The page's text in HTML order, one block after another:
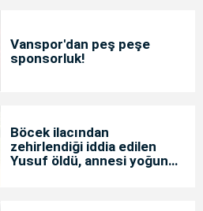
Vanspor'dan peş peşe
sponsorluk!
Böcek ilacından
zehirlendiği iddia edilen
Yusuf öldü, annesi yoğun